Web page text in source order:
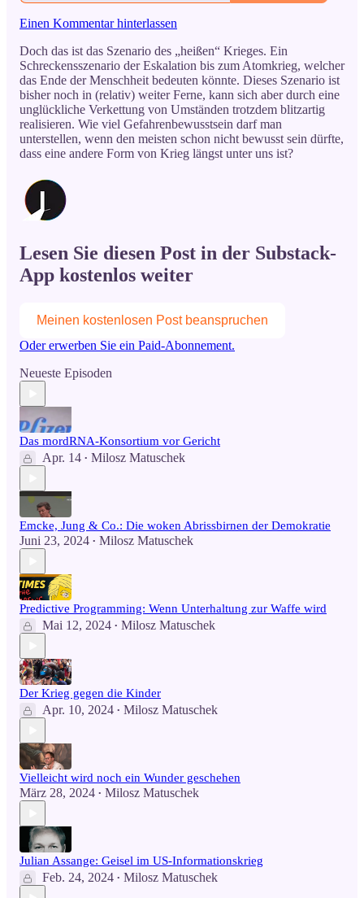
Einen Kommentar hinterlassen
Doch das ist das Szenario des „heißen“ Krieges. Ein
Schreckensszenario der Eskalation bis zum Atomkrieg, welcher
das Ende der Menschheit bedeuten könnte. Dieses Szenario ist
bisher noch in (relativ) weiter Ferne, kann sich aber durch eine
unglückliche Verkettung von Umständen trotzdem blitzartig
realisieren. Wie viel Gefahrenbewusstsein darf man
unterstellen, wenn den meisten schon nicht bewusst sein dürfte,
dass eine andere Form von Krieg längst unter uns ist?
Lesen Sie diesen Post in der Substack-
App kostenlos weiter
Meinen kostenlosen Post beanspruchen
Oder erwerben Sie ein Paid-Abonnement.
Neueste Episoden
Das mordRNA-Konsortium vor Gericht
Apr. 14 • Milosz Matuschek
Emcke, Jung & Co.: Die woken Abrissbirnen der Demokratie
Juni 23, 2024 • Milosz Matuschek
Predictive Programming: Wenn Unterhaltung zur Waffe wird
Mai 12, 2024 • Milosz Matuschek
Der Krieg gegen die Kinder
Apr. 10, 2024 • Milosz Matuschek
Vielleicht wird noch ein Wunder geschehen
März 28, 2024 • Milosz Matuschek
Julian Assange: Geisel im US-Informationskrieg
Feb. 24, 2024 • Milosz Matuschek